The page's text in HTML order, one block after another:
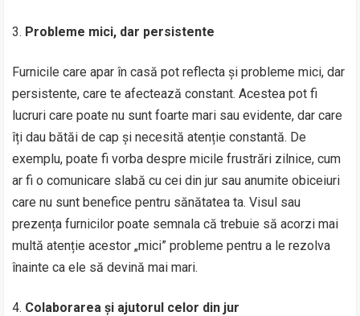
Probleme mici, dar persistente
Furnicile care apar în casă pot reflecta și probleme mici, dar
persistente, care te afectează constant. Acestea pot fi
lucruri care poate nu sunt foarte mari sau evidente, dar care
îți dau bătăi de cap și necesită atenție constantă. De
exemplu, poate fi vorba despre micile frustrări zilnice, cum
ar fi o comunicare slabă cu cei din jur sau anumite obiceiuri
care nu sunt benefice pentru sănătatea ta. Visul sau
prezența furnicilor poate semnala că trebuie să acorzi mai
multă atenție acestor „mici” probleme pentru a le rezolva
înainte ca ele să devină mai mari.
Colaborarea și ajutorul celor din jur